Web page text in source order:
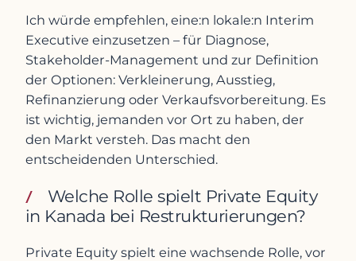
Ich würde empfehlen, eine:n lokale:n Interim
Executive einzusetzen – für Diagnose,
Stakeholder-Management und zur Definition
der Optionen: Verkleinerung, Ausstieg,
Refinanzierung oder Verkaufsvorbereitung. Es
ist wichtig, jemanden vor Ort zu haben, der
den Markt versteh. Das macht den
entscheidenden Unterschied.
Welche Rolle spielt Private Equity
in Kanada bei Restrukturierungen?
Private Equity spielt eine wachsende Rolle, vor